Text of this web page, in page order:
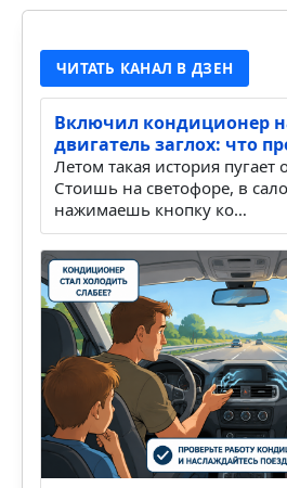
ЧИТАТЬ КАНАЛ В ДЗЕН
Включил кондиционер
двигатель заглох: что
Летом такая история пугает
Стоишь на светофоре, в
нажимаешь кнопку ко…